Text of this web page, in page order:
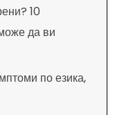
10
да ви
по езика,